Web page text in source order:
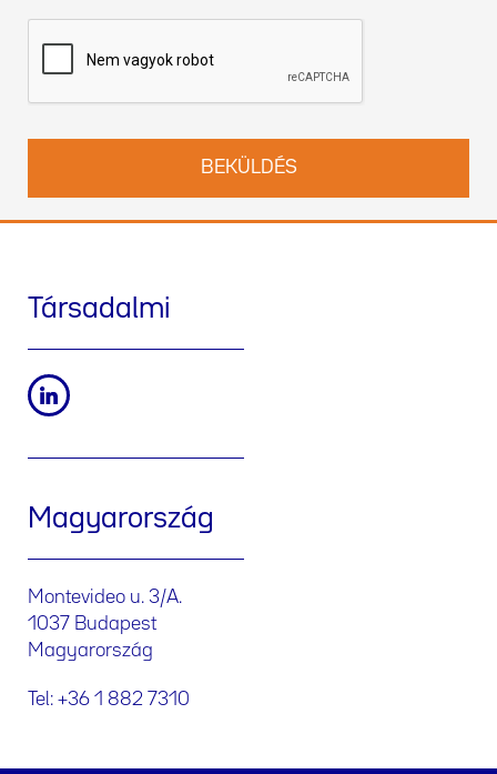
Felveheti velünk a kapcsolatot a
Társadalmi
Magyarország
Montevideo u. 3/A.
1037 Budapest
Magyarország
Tel: +36 1 882 7310